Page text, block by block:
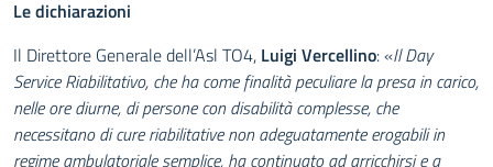
Le dichiarazioni
Il Direttore Generale dell’Asl TO4, Luigi Vercellino: «Il Day
Service Riabilitativo, che ha come finalità peculiare la presa in carico,
nelle ore diurne, di persone con disabilità complesse, che
necessitano di cure riabilitative non adeguatamente erogabili in
regime ambulatoriale semplice, ha continuato ad arricchirsi e a